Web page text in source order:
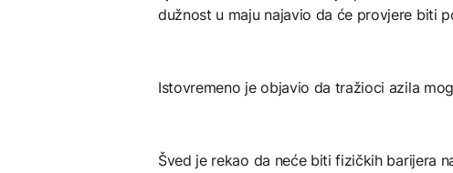
dužnost u maju najavio da će provjere biti
Istovremeno je objavio da tražioci azila
Šved je rekao da neće biti fizičkih barijera